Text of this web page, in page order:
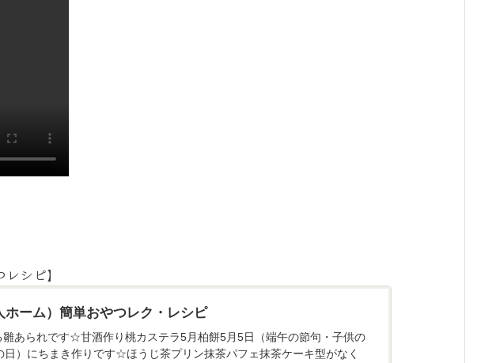
シピ】
ーム）簡単おやつレク・レシピ
あられです☆甘酒作り桃カステラ5月柏餅5月5日（端午の節句・子供の
）にちまき作りです☆ほうじ茶プリン抹茶パフェ抹茶ケーキ型がなく